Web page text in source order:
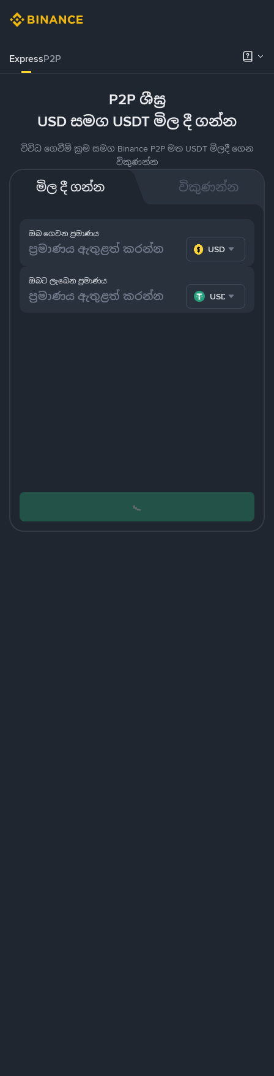
ExpressP2P
P2P ශීඝ්‍ර
USD සමග USDT මිල දී ගන්න
විවිධ ගෙවීම් ක්‍රම සමග Binance P2P මත USDT මිලදී ගෙන
විකුණන්න
මිල දී ගන්න විකුණන්න
ඔබ ගෙවන ප්‍රමාණය
USD
ඔබට ලැබෙන ප්‍රමාණය
USDT